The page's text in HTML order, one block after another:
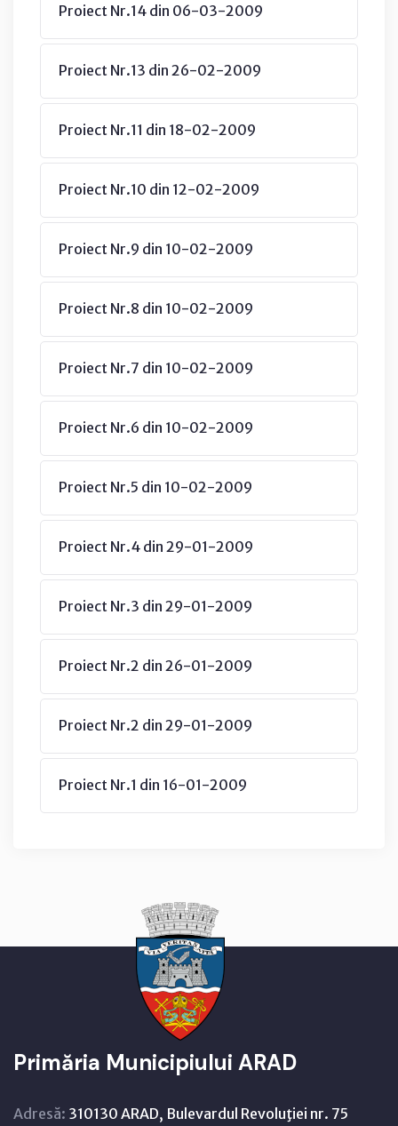
Proiect Nr.14 din 06-03-2009
Proiect Nr.13 din 26-02-2009
Proiect Nr.11 din 18-02-2009
Proiect Nr.10 din 12-02-2009
Proiect Nr.9 din 10-02-2009
Proiect Nr.8 din 10-02-2009
Proiect Nr.7 din 10-02-2009
Proiect Nr.6 din 10-02-2009
Proiect Nr.5 din 10-02-2009
Proiect Nr.4 din 29-01-2009
Proiect Nr.3 din 29-01-2009
Proiect Nr.2 din 26-01-2009
Proiect Nr.2 din 29-01-2009
Proiect Nr.1 din 16-01-2009
Primăria Municipiului ARAD
Adresă: 310130 ARAD, Bulevardul Revoluţiei nr. 75